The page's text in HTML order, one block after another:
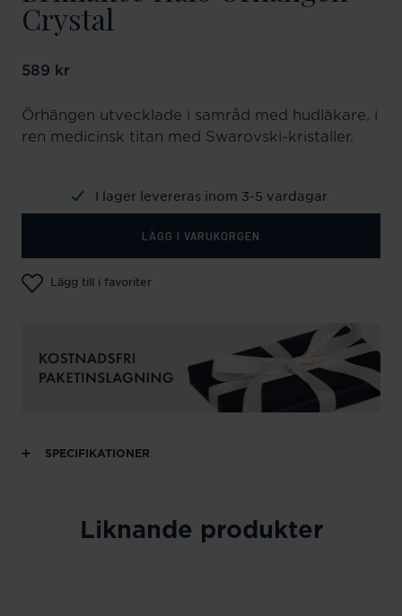
Crystal
Pris :589 kr
589 kr
Örhängen utvecklade i samråd med hudläkare, i
ren medicinsk titan med Swarovski-kristaller.
I lager levereras inom 3-5 vardagar
LÄGG I VARUKORGEN
Lägg till i favoriter
SPECIFIKATIONER
Liknande produkter